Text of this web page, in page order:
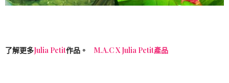
了解更多Julia Petit作品。 M.A.C X Julia Petit產品